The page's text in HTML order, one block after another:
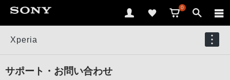
0
Xperia
サポート・お問い合わせ